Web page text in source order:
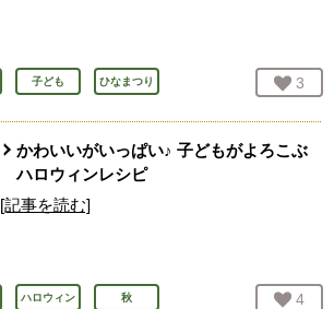
子ども ひなまつり お気
3
かわいいがいっぱい♪ 子どもがよろこぶ
ハロウィンレシピ
[記事を読む]
ハロウィン 秋 お気
4